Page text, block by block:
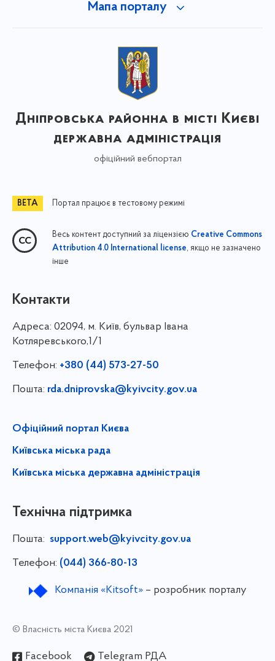
Мапа порталу
Дніпровська районна в місті Києві
державна адміністрація
офіційний вебпортал
Портал працює в тестовому режимі
Весь контент доступний за ліцензією Creative Commons
Attribution 4.0 International license, якщо не зазначено
інше
Контакти
Адреса: 02094, м. Київ, бульвар Івана
Котляревського,1/1
Телефон: +380 (44) 573-27-50
Пошта: rda.dniprovska@kyivcity.gov.ua
Офіційний портал Києва
Київська міська рада
Київська міська державна адміністрація
Технічна підтримка
Пошта: support.web@kyivcity.gov.ua
Телефон: (044) 366-80-13
Компанія «Kitsoft»– розробник порталу
© Власність міста Києва 2021
Facebook Telegram РДА